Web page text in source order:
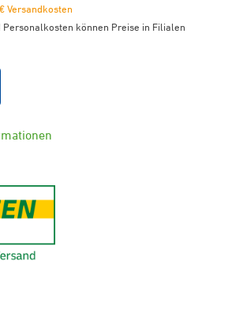
Versandkosten
können Preise in Filialen